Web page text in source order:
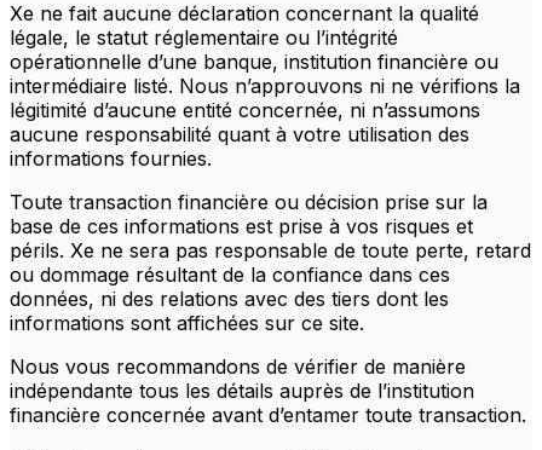
Xe ne fait aucune déclaration concernant la qualité
légale, le statut réglementaire ou l’intégrité
opérationnelle d’une banque, institution financière ou
intermédiaire listé. Nous n’approuvons ni ne vérifions la
légitimité d’aucune entité concernée, ni n’assumons
aucune responsabilité quant à votre utilisation des
informations fournies.
Toute transaction financière ou décision prise sur la
base de ces informations est prise à vos risques et
périls. Xe ne sera pas responsable de toute perte, retard
ou dommage résultant de la confiance dans ces
données, ni des relations avec des tiers dont les
informations sont affichées sur ce site.
Nous vous recommandons de vérifier de manière
indépendante tous les détails auprès de l’institution
financière concernée avant d’entamer toute transaction.